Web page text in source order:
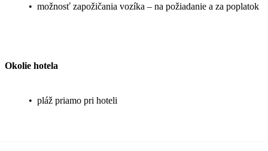
• možnosť zapožičania vozíka – na požiadanie a za poplatok
Okolie hotela
• pláž priamo pri hoteli